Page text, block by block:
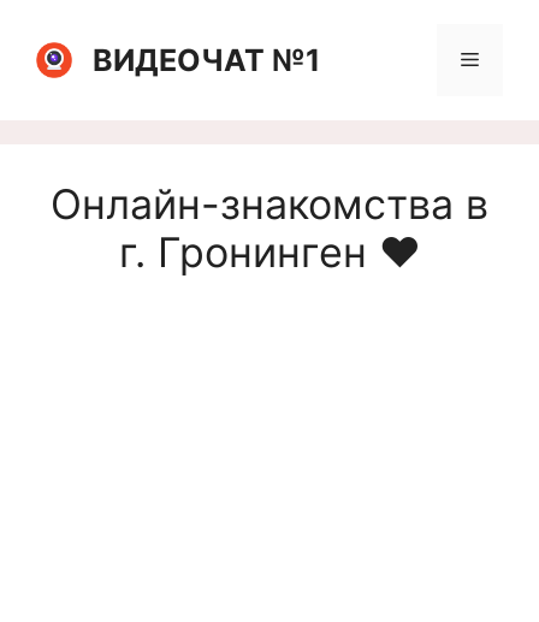
содержимомуВИДЕОЧАТ №1 Меню
Онлайн-знакомства в
г. Гронинген ❤️